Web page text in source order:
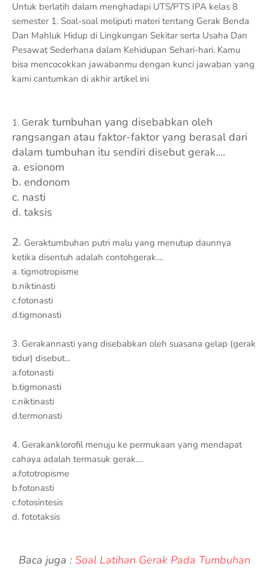
Untuk berlatih dalam menghadapi UTS/PTS IPA kelas 8
semester 1. Soal-soal meliputi materi tentang Gerak Benda
Dan Mahluk Hidup di Lingkungan Sekitar serta Usaha Dan
Pesawat Sederhana dalam Kehidupan Sehari-hari. Kamu
bisa mencocokkan jawabanmu dengan kunci jawaban yang
kami cantumkan di akhir artikel ini
1. Gerak tumbuhan yang disebabkan oleh
rangsangan atau faktor-faktor yang berasal dari
dalam tumbuhan itu sendiri disebut gerak....
a. esionom
b. endonom
c. nasti
d. taksis
2. Geraktumbuhan putri malu yang menutup daunnya
ketika disentuh adalah contohgerak....
a. tigmotropisme
b.niktinasti
c.fotonasti
d.tigmonasti
3. Gerakannasti yang disebabkan oleh suasana gelap (gerak
tidur) disebut...
a.fotonasti
b.tigmonasti
c.niktinasti
d.termonasti
4. Gerakanklorofil menuju ke permukaan yang mendapat
cahaya adalah termasuk gerak....
a.fototropisme
b.fotonasti
c.fotosintesis
d. fototaksis
Baca juga : Soal Latihan Gerak Pada Tumbuhan